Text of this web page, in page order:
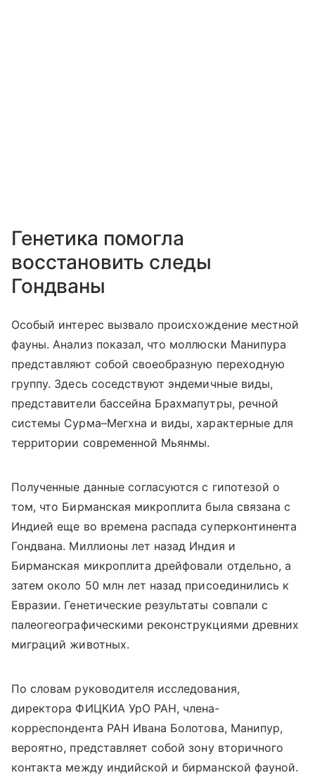
Генетика помогла
восстановить следы
Гондваны
Особый интерес вызвало происхождение местной
фауны. Анализ показал, что моллюски Манипура
представляют собой своеобразную переходную
группу. Здесь соседствуют эндемичные виды,
представители бассейна Брахмапутры, речной
системы Сурма–Мегхна и виды, характерные для
территории современной Мьянмы.
Полученные данные согласуются с гипотезой о
том, что Бирманская микроплита была связана с
Индией еще во времена распада суперконтинента
Гондвана. Миллионы лет назад Индия и
Бирманская микроплита дрейфовали отдельно, а
затем около 50 млн лет назад присоединились к
Евразии. Генетические результаты совпали с
палеогеографическими реконструкциями древних
миграций животных.
По словам руководителя исследования,
директора ФИЦКИА УрО РАН, члена-
корреспондента РАН Ивана Болотова, Манипур,
вероятно, представляет собой зону вторичного
контакта между индийской и бирманской фауной.